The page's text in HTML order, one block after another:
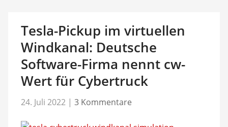
Tesla-Pickup im virtuellen
Windkanal: Deutsche
Software-Firma nennt cw-
Wert für Cybertruck
24. Juli 2022 | 3 Kommentare